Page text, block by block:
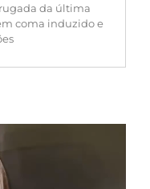
da última
coma induzido e